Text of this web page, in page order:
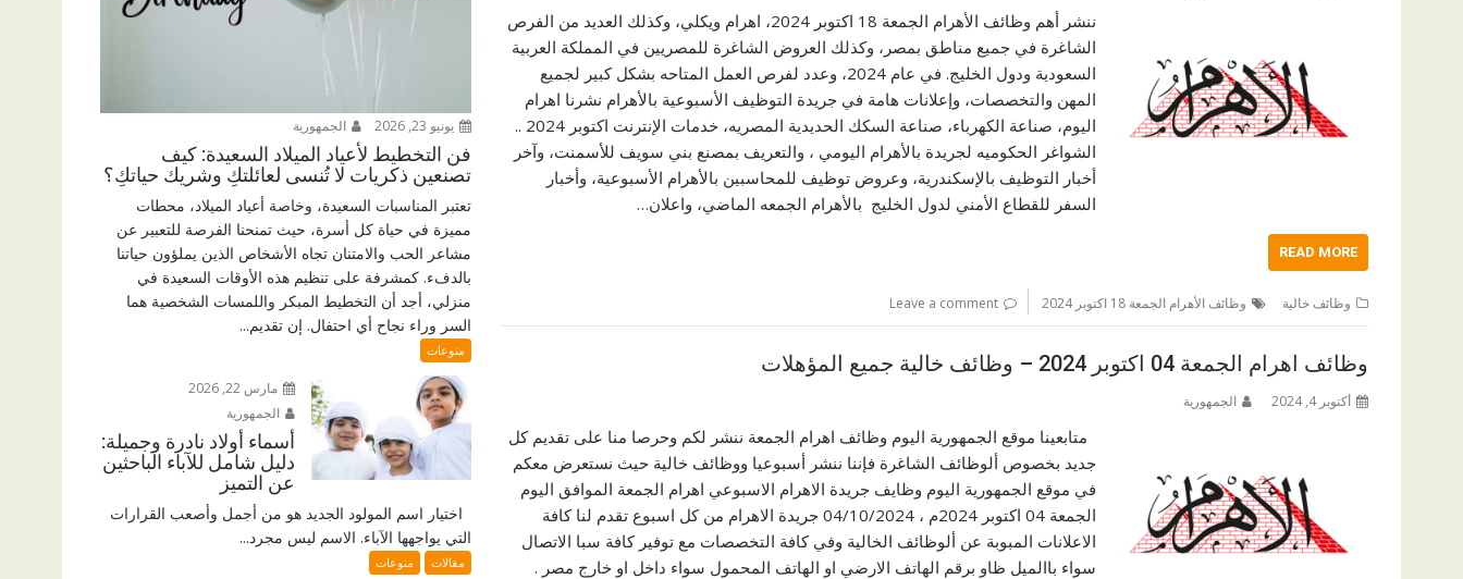
ننشر أهم وظائف الأهرام الجمعة 18 اكتوبر 2024، اهرام ويكلي، وكذلك العديد من الفرص
الشاغرة في جميع مناطق بمصر، وكذلك العروض الشاغرة للمصريين في المملكة العربية
السعودية ودول الخليج. في عام 2024، وعدد لفرص العمل المتاحه بشكل كبير لجميع
المهن والتخصصات، وإعلانات هامة في جريدة التوظيف الأسبوعية بالأهرام نشرنا اهرام
اليوم، صناعة الكهرباء، صناعة السكك الحديدية المصريه، خدمات الإنترنت اكتوبر 2024 ..
الشواغر الحكوميه لجريدة بالأهرام اليومي ، والتعريف بمصنع بني سويف للأسمنت، وآخر
أخبار التوظيف بالإسكندرية، وعروض توظيف للمحاسبين بالأهرام الأسبوعية، وأخبار
السفر للقطاع الأمني ​​لدول الخليج بالأهرام الجمعه الماضي، واعلان…
READ MORE
وظائف خالية وظائف الأهرام الجمعة 18 اكتوبر 2024 Leave a comment
وظائف اهرام الجمعة 04 اكتوبر 2024 – وظائف خالية جميع المؤهلات
أكتوبر 4, 2024 الجمهورية
متابعينا موقع الجمهورية اليوم وظائف اهرام الجمعة ننشر لكم وحرصا منا على تقديم كل
جديد بخصوص ألوظائف الشاغرة فإننا ننشر أسبوعيا ووظائف خالية حيث نستعرض معكم
في موقع الجمهورية اليوم وظايف جريدة الاهرام الاسبوعي اهرام الجمعة الموافق اليوم
الجمعة 04 اكتوبر 2024م ، 04/10/2024 جريدة الاهرام من كل اسبوع تقدم لنا كافة
الاعلانات المبوبة عن ألوظائف الخالية وفي كافة التخصصات مع توفير كافة سبا الاتصال
سواء باالميل ظاو برقم الهاتف الارضي او الهاتف المحمول سواء داخل او خارج مصر .
يونيو 23, 2026 الجمهورية
فن التخطيط لأعياد الميلاد السعيدة: كيف
تصنعين ذكريات لا تُنسى لعائلتكِ وشريك حياتكِ؟
تعتبر المناسبات السعيدة، وخاصة أعياد الميلاد، محطات
مميزة في حياة كل أسرة، حيث تمنحنا الفرصة للتعبير عن
مشاعر الحب والامتنان تجاه الأشخاص الذين يملؤون حياتنا
بالدفء. كمشرفة على تنظيم هذه الأوقات السعيدة في
منزلي، أجد أن التخطيط المبكر واللمسات الشخصية هما
السر وراء نجاح أي احتفال. إن تقديم...
منوعات
مارس 22, 2026
الجمهورية
أسماء أولاد نادرة وجميلة:
دليل شامل للآباء الباحثين
عن التميز
اختيار اسم المولود الجديد هو من أجمل وأصعب القرارات
التي يواجهها الآباء. الاسم ليس مجرد...
مقالات منوعات